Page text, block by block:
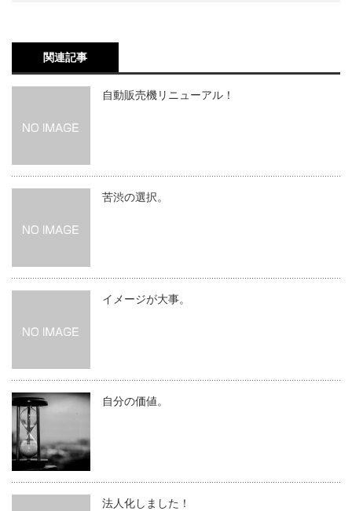
関連記事
自動販売機リニューアル！
苦渋の選択。
イメージが大事。
自分の価値。
法人化しました！